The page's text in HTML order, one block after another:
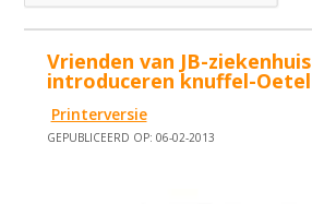
Vrienden van JB-ziekenhuis
introduceren knuffel-Oetel
Printerversie
GEPUBLICEERD OP: 06-02-2013